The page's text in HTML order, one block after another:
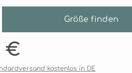
Größe finden
€
kostenlos in DE